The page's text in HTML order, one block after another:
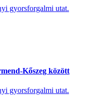
gyorsforgalmi utat.
Kőszeg között
gyorsforgalmi utat.